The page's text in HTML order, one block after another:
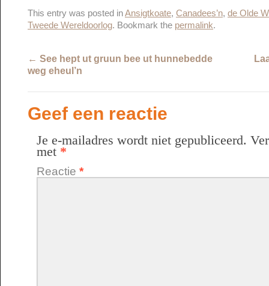
This entry was posted inAnsigtkoate, Canadees’n, de Olde
Tweede Wereldoorlog. Bookmark the permalink.
← See hept ut gruun bee ut hunnebedde
weg eheul’n
Geef een reactie
Je e-mailadres wordt niet gepubliceerd.
met *
Reactie *